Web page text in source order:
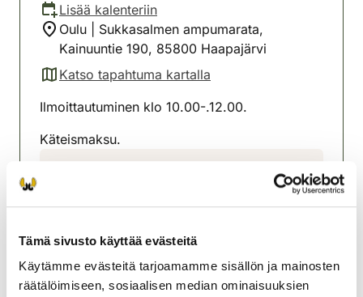
Tämä sivusto käyttää evästeitä
Käytämme evästeitä tarjoamamme sisällön ja mainosten
räätälöimiseen, sosiaalisen median ominaisuuksien
Lisää kalenteriin
Oulu | Sukkasalmen ampumarata,
Kainuuntie 190, 85800 Haapajärvi
Katso tapahtuma kartalla
(avautuu uuteen välilehteen)
Ilmoittautuminen klo 10.00-.12.00.
Käteismaksu.
040 706 3431